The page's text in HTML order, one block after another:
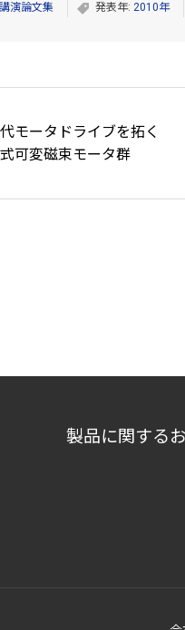
演論文集 発表年: 2010年
モータドライブを拓く
可変磁束モータ群
製品に関する